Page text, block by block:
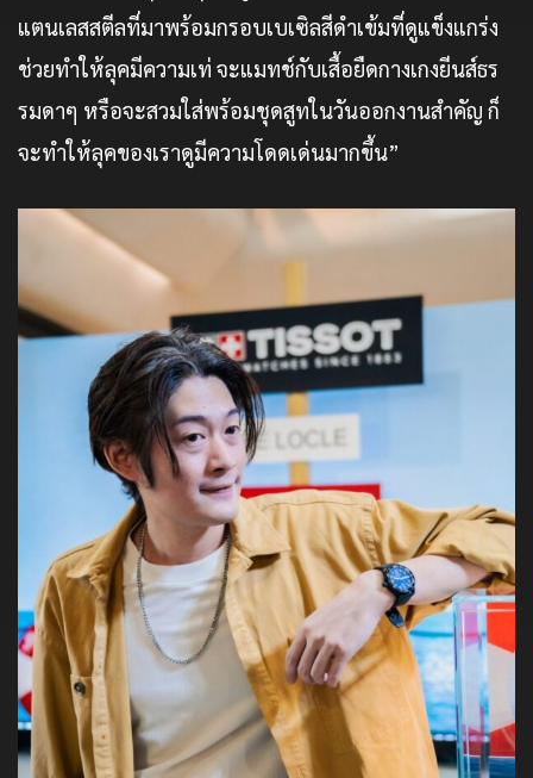
แตนเลสสตีลที่มาพร้อมกรอบเบเซิลสีดำเข้มที่ดูแข็งแกร่ง
ช่วยทำให้ลุคมีความเท่ จะแมทช์กับเสื้อยืดกางเกงยีนส์ธร
รมดาๆ หรือจะสวมใส่พร้อมชุดสูทในวันออกงานสำคัญ ก็
จะทำให้ลุคของเราดูมีความโดดเด่นมากขึ้น”